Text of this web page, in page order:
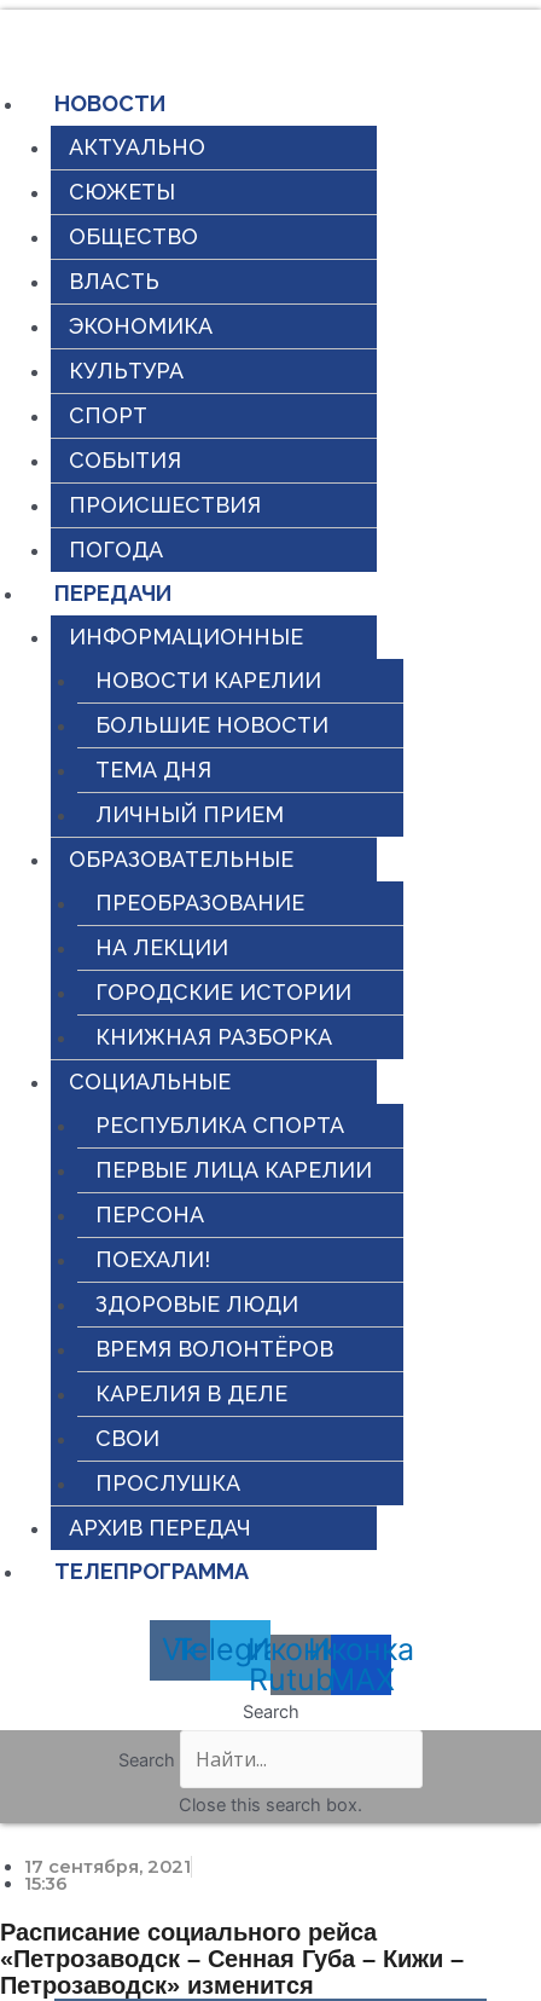
содержимому
НОВОСТИ
АКТУАЛЬНО
СЮЖЕТЫ
ОБЩЕСТВО
ВЛАСТЬ
ЭКОНОМИКА
КУЛЬТУРА
СПОРТ
СОБЫТИЯ
ПРОИСШЕСТВИЯ
ПОГОДА
ПЕРЕДАЧИ
ИНФОРМАЦИОННЫЕ
НОВОСТИ КАРЕЛИИ
БОЛЬШИЕ НОВОСТИ
ТЕМА ДНЯ
ЛИЧНЫЙ ПРИЕМ
ОБРАЗОВАТЕЛЬНЫЕ
ПРЕОБРАЗОВАНИЕ
НА ЛЕКЦИИ
ГОРОДСКИЕ ИСТОРИИ
КНИЖНАЯ РАЗБОРКА
СОЦИАЛЬНЫЕ
РЕСПУБЛИКА СПОРТА
ПЕРВЫЕ ЛИЦА КАРЕЛИИ
ПЕРСОНА
ПОЕХАЛИ!
ЗДОРОВЫЕ ЛЮДИ
ВРЕМЯ ВОЛОНТЁРОВ
КАРЕЛИЯ В ДЕЛЕ
СВОИ
ПРОСЛУШКА
АРХИВ ПЕРЕДАЧ
ТЕЛЕПРОГРАММА
Vk
Telegram
Иконка
Rutube
Иконка
MAX
Search
Search
Close this search box.
17 сентября, 2021
15:36
Расписание социального рейса
«Петрозаводск – Сенная Губа – Кижи –
Петрозаводск» изменится